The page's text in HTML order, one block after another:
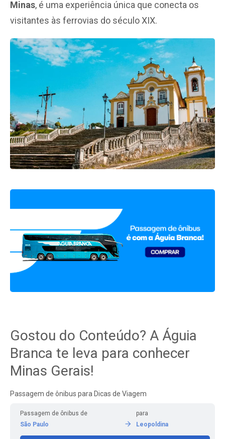
Minas, é uma experiência única que conecta os
visitantes às ferrovias do século XIX.
Gostou do Conteúdo? A Águia
Branca te leva para conhecer
Minas Gerais!
Passagem de ônibus para Dicas de Viagem
Passagem de ônibus de
São Paulo
para
Leopoldina